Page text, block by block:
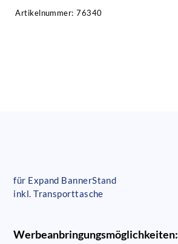
Artikelnummer: 76340
für Expand BannerStand
inkl. Transporttasche
Werbeanbringungsmöglichkeiten: